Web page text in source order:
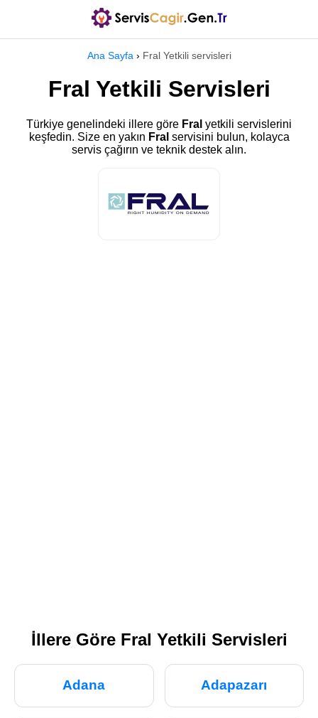
Ana Sayfa › Fral Yetkili servisleri
Fral Yetkili Servisleri
Türkiye genelindeki illere göre Fral yetkili servislerini
keşfedin. Size en yakın Fral servisini bulun, kolayca
servis çağırın ve teknik destek alın.
İllere Göre Fral Yetkili Servisleri
Adana Adapazarı